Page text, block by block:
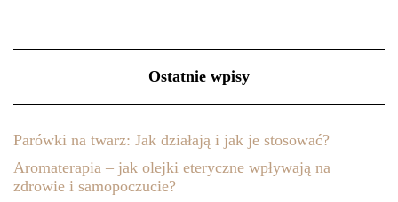
Ostatnie wpisy
Parówki na twarz: Jak działają i jak je stosować?
Aromaterapia – jak olejki eteryczne wpływają na
zdrowie i samopoczucie?